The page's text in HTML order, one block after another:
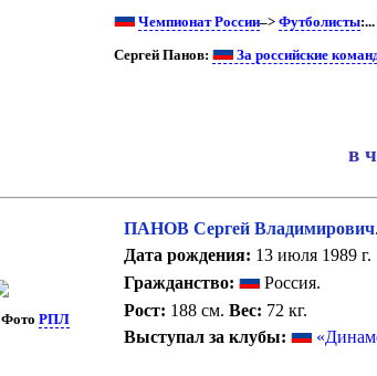
Чемпионат России–>Футболисты
Сергей Панов: За российские
в
Фото РПЛ
ПАНОВ Сергей Владимирович
Дата рождения: 13 июля 1989 г.
Гражданство:
Россия.
Рост: 188 см. Вес: 72 кг.
Выступал за клубы: